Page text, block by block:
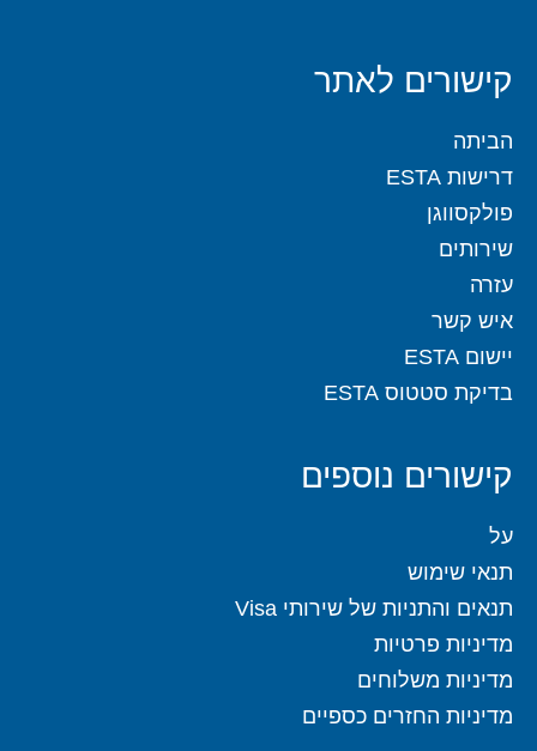
קישורים לאתר
הביתה
דרישות ESTA
פולקסווגן
שירותים
עזרה
איש קשר
יישום ESTA
בדיקת סטטוס ESTA
קישורים נוספים
על
תנאי שימוש
תנאים והתניות של שירותי Visa
מדיניות פרטיות
מדיניות משלוחים
מדיניות החזרים כספיים